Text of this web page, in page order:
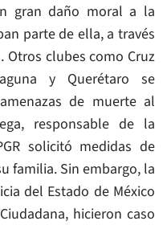
gran daño moral a la
parte de ella, a través
clubes como Cruz
y Querétaro se
de muerte al
responsable de la
solicitó medidas de
familia. Sin embargo, la
del Estado de México
hicieron caso